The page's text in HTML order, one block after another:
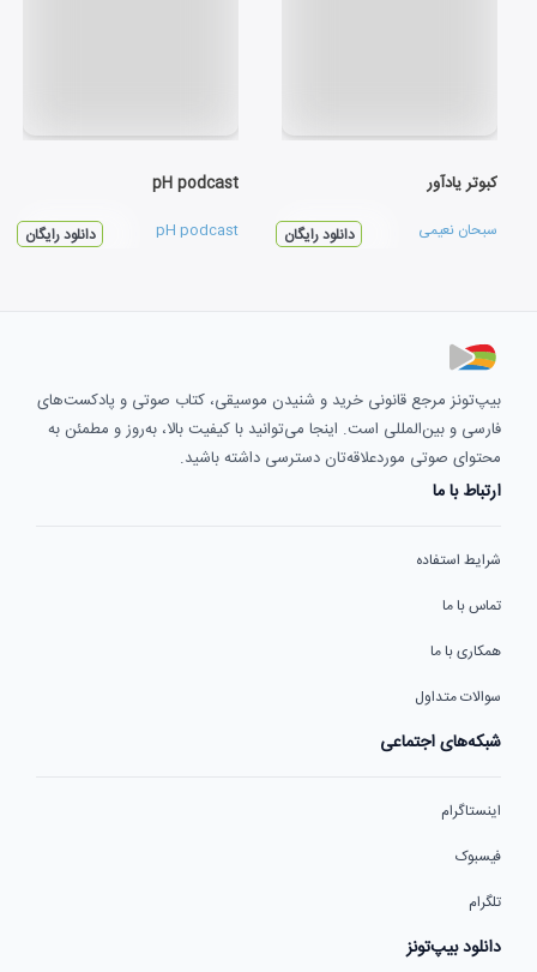
کبوتر یادآور
سبحان نعیمی دانلود رایگان
pH podcast
pH podcast دانلود رایگان
بیپ‌تونز مرجع قانونی خرید و شنیدن موسیقی، کتاب صوتی و پادکست‌های
فارسی و بین‌المللی است. اینجا می‌توانید با کیفیت بالا، به‌روز و مطمئن به
محتوای صوتی موردعلاقه‌تان دسترسی داشته باشید.
ارتباط با ما
شرایط استفاده
تماس با ما
همکاری با ما
سوالات متداول
شبکه‌های اجتماعی
اینستاگرام
فیسبوک
تلگرام
دانلود بیپ‌تونز